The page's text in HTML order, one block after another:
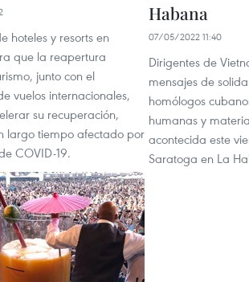
hoteles y resorts en
que la reapertura
junto con el
vuelos internacionales,
su recuperación,
largo tiempo afectado por
COVID-19.
Habana
07/05/2022 11:40
Dirigentes de
mensajes de
homólogos
humanas y
acontecida este
Saratoga en La